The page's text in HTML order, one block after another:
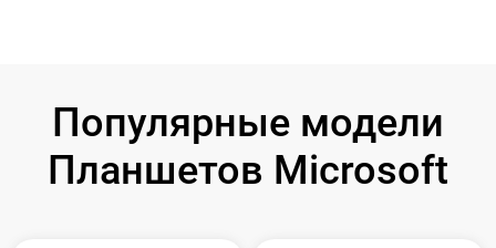
Популярные модели
Планшетов Microsoft